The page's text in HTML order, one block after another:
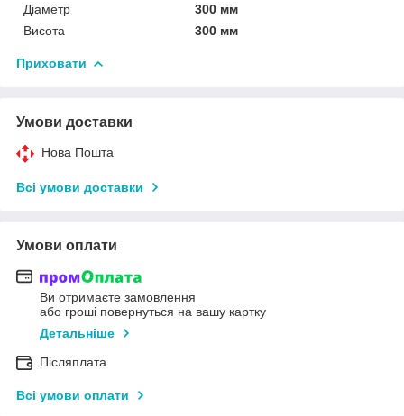
Діаметр
300 мм
Висота
300 мм
Приховати
Умови доставки
Нова Пошта
Всі умови доставки
Умови оплати
Ви отримаєте замовлення
або гроші повернуться на вашу картку
Детальніше
Післяплата
Всі умови оплати